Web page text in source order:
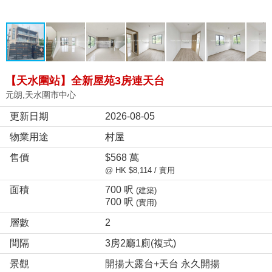
【天水圍站】全新屋苑3房連天台
元朗,天水圍市中心
更新日期
2026-08-05
物業用途
村屋
售價
$568 萬
@ HK $8,114 / 實用
面積 700 呎 (建築)
700 呎 (實用)
層數
2
間隔
3房2廳1廁(複式)
景觀
開揚大露台+天台 永久開揚